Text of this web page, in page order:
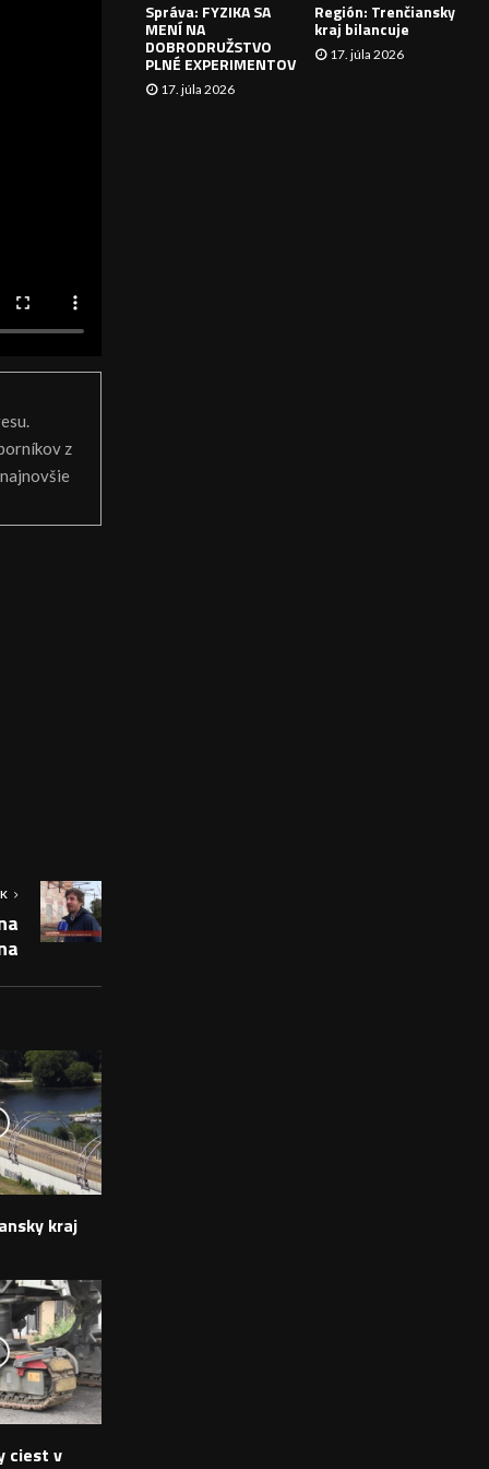
z
kraj
ciest v
I
Správa: FYZIKA SA
MENÍ NA
DOBRODRUŽSTVO
PLNÉ EXPERIMENTOV
17. júla 2026
Región: Trenčiansky
kraj bilancuje
17. júla 2026